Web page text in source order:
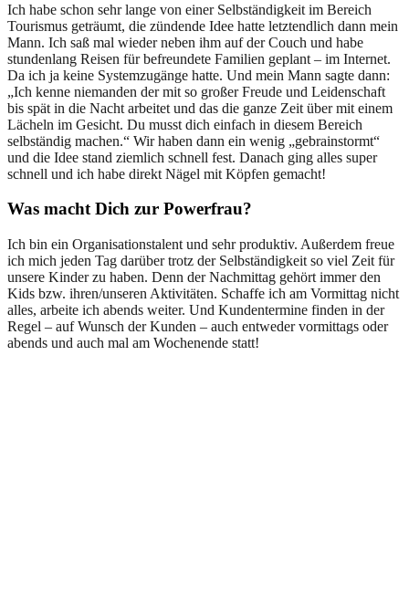
Ich habe schon sehr lange von einer Selbständigkeit im Bereich
Tourismus geträumt, die zündende Idee hatte letztendlich dann mein
Mann. Ich saß mal wieder neben ihm auf der Couch und habe
stundenlang Reisen für befreundete Familien geplant – im Internet.
Da ich ja keine Systemzugänge hatte. Und mein Mann sagte dann:
„Ich kenne niemanden der mit so großer Freude und Leidenschaft
bis spät in die Nacht arbeitet und das die ganze Zeit über mit einem
Lächeln im Gesicht. Du musst dich einfach in diesem Bereich
selbständig machen.“ Wir haben dann ein wenig „gebrainstormt“
und die Idee stand ziemlich schnell fest. Danach ging alles super
schnell und ich habe direkt Nägel mit Köpfen gemacht!
Was macht Dich zur Powerfrau?
Ich bin ein Organisationstalent und sehr produktiv. Außerdem freue
ich mich jeden Tag darüber trotz der Selbständigkeit so viel Zeit für
unsere Kinder zu haben. Denn der Nachmittag gehört immer den
Kids bzw. ihren/unseren Aktivitäten. Schaffe ich am Vormittag nicht
alles, arbeite ich abends weiter. Und Kundentermine finden in der
Regel – auf Wunsch der Kunden – auch entweder vormittags oder
abends und auch mal am Wochenende statt!